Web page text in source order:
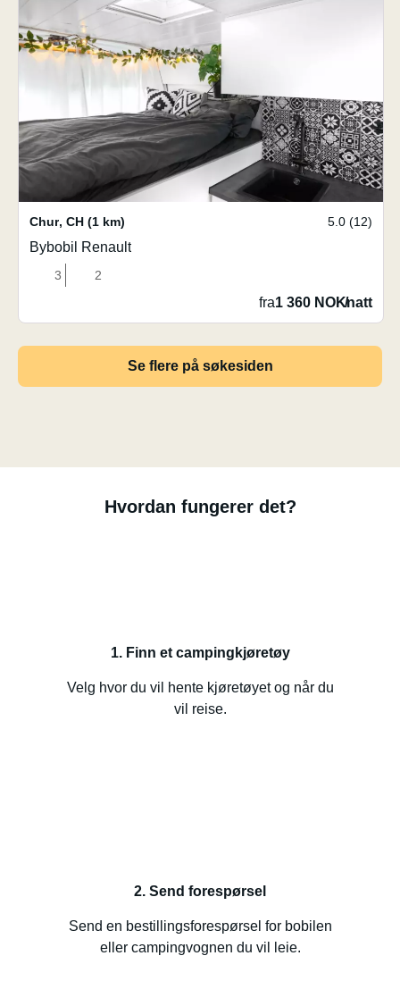
Chur, CH (1 km) 5.0 (12)
Bybobil Renault
3 2
fra1 360 NOK/natt
Se flere på søkesiden
Hvordan fungerer det?
1. Finn et campingkjøretøy
Velg hvor du vil hente kjøretøyet og når du
vil reise.
2. Send forespørsel
Send en bestillingsforespørsel for bobilen
eller campingvognen du vil leie.